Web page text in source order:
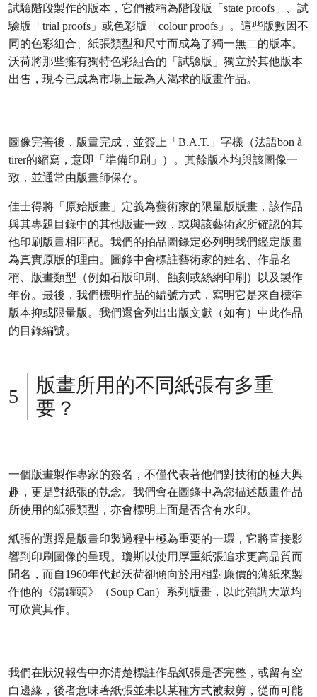
試驗階段製作的版本，它們被稱為階段版「state proofs」、試
驗版「trial proofs」或色彩版「colour proofs」。這些版數因不
同的色彩組合、紙張類型和尺寸而成為了獨一無二的版本。
沃荷將那些擁有獨特色彩組合的「試驗版」獨立於其他版本
出售，現今已成為市場上最為人渴求的版畫作品。
圖像完善後，版畫完成，並簽上「B.A.T.」字樣（法語bon à
tirer的縮寫，意即「準備印刷」）。其餘版本均與該圖像一
致，並通常由版畫師保存。
佳士得將「原始版畫」定義為藝術家的限量版版畫，該作品
與其專題目錄中的其他版畫一致，或與該藝術家所確認的其
他印刷版畫相匹配。我們的拍品圖錄定必列明我們鑑定版畫
為真實原版的理由。圖錄中會標註藝術家的姓名、作品名
稱、版畫類型（例如石版印刷、蝕刻或絲網印刷）以及製作
年份。最後，我們標明作品的編號方式，寫明它是來自標準
版本抑或限量版。我們還會列出出版文獻（如有）中此作品
的目錄編號。
版畫所用的不同紙張有多重
要？
一個版畫製作專家的簽名，不僅代表著他們對技術的極大興
趣，更是對紙張的執念。我們會在圖錄中為您描述版畫作品
所使用的紙張類型，亦會標明上面是否含有水印。
紙張的選擇是版畫印製過程中極為重要的一環，它將直接影
響到印刷圖像的呈現。瓊斯以使用厚重紙張追求更高品質而
聞名，而自1960年代起沃荷卻傾向於用相對廉價的薄紙來製
作他的《湯罐頭》（Soup Can）系列版畫，以此強調大眾均
可欣賞其作。
我們在狀況報告中亦清楚標註作品紙張是否完整，或留有空
白邊緣，後者意味著紙張並未以某種方式被裁剪，從而可能